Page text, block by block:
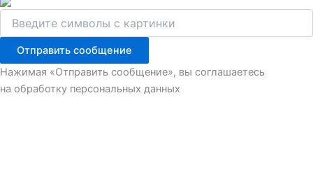
Отправить сообщение
Нажимая «Отправить сообщение», вы соглашаетесь
на обработку персональных данных